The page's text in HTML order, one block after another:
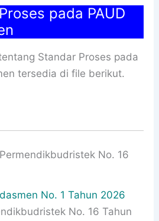
pada PAUD
Standar Proses pada
tersedia di file berikut.
No. 16
No. 1 Tahun 2026
No. 16 Tahun